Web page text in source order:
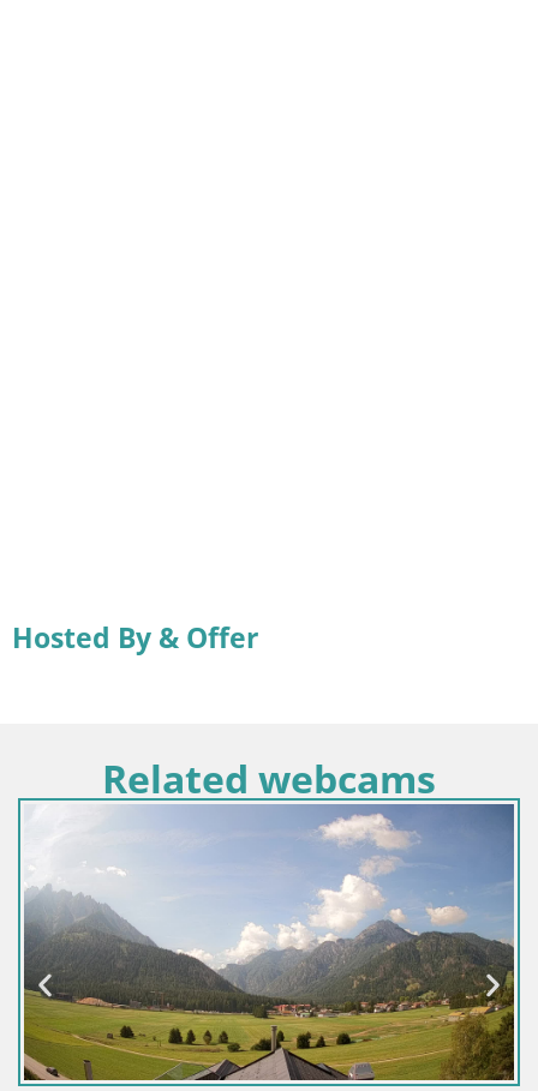
Hosted By & Offer
Related webcams